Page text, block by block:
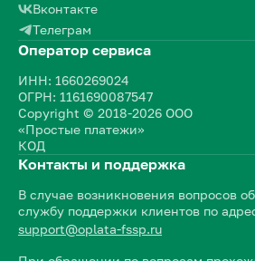
Вконтакте
Телеграм
Оператор сервиса
ИНН: 1660269024
ОГРН: 1161690087547
Copyright © 2018-2026 ООО
«Простые платежи»
КОД
Контакты и поддержка
В случае возникновения вопросов
службу поддержки клиентов по
support@oplata-fssp.ru